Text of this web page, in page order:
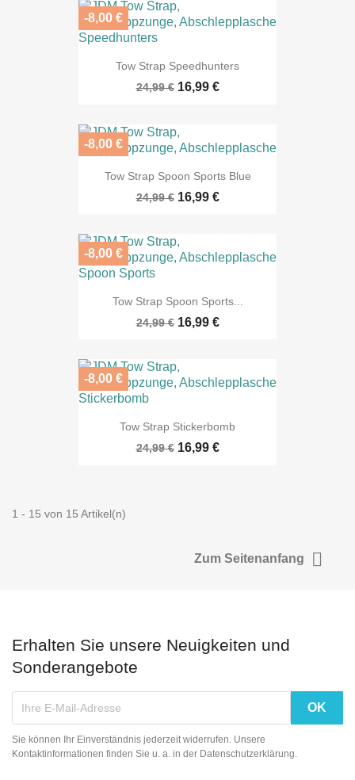
Tow Strap Speedhunters
24,99 € 16,99 €
-8,00 €
Tow Strap Spoon Sports Blue
24,99 € 16,99 €
-8,00 €
Tow Strap Spoon Sports...
24,99 € 16,99 €
-8,00 €
Tow Strap Stickerbomb
24,99 € 16,99 €
-8,00 €
1 - 15 von 15 Artikel(n)
Zum Seitenanfang 
Erhalten Sie unsere Neuigkeiten und
Sonderangebote
Sie können Ihr Einverständnis jederzeit widerrufen. Unsere
Kontaktinformationen finden Sie u. a. in der Datenschutzerklärung.